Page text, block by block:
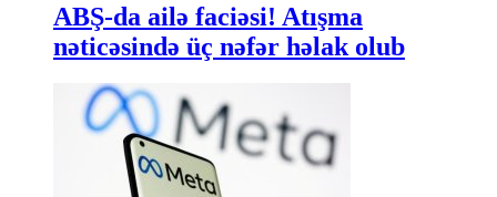
ABŞ-da ailə faciəsi! Atışma
nəticəsində üç nəfər həlak olub